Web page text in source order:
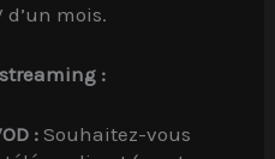
d’un mois.
:
: Souhaitez-vous